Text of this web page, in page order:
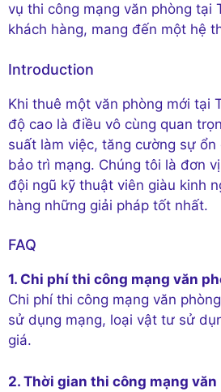
vụ thi công mạng văn phòng tại
khách hàng, mang đến một hệ
Introduction
Khi thuê một văn phòng mới tại
độ cao là điều vô cùng quan
suất làm việc, tăng cường sự
bảo trì mạng. Chúng tôi là đơn
đội ngũ kỹ thuật viên giàu kinh
hàng những giải pháp tốt nhất.
FAQ
1. Chi phí thi công mạng văn
Chi phí thi công mạng văn
sử dụng mạng, loại vật tư sử
giá.
2. Thời gian thi công mạng văn